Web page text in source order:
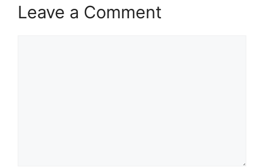
Leave a Comment